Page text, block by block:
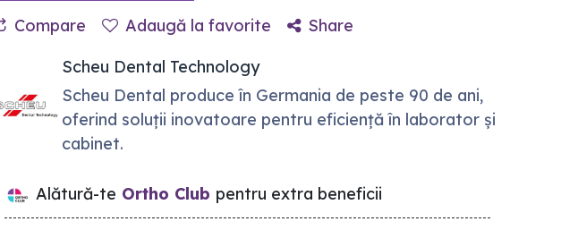
Compare Adaugă la favorite
Share
Scheu Dental Technology
Scheu Dental produce în Germania de peste 90 de ani,
oferind soluții inovatoare pentru eficiență în laborator și
cabinet.
Alătură-te Ortho Club pentru extra beneficii